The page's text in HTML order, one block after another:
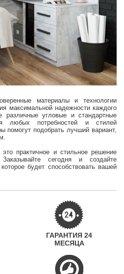
материалы и технологии
максимальной надежности каждого
угловые и стандартные
любых потребностей и стилей
помогут подобрать лучший вариант,
практичное и стильное решение
сегодня и создайте
будет способствовать вашей
ГАРАНТИЯ 24
МЕСЯЦА